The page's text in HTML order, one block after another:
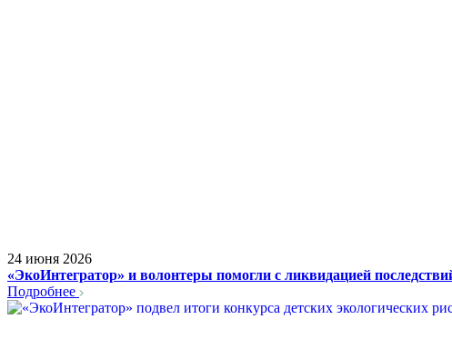
24 июня 2026
«ЭкоИнтегратор» и волонтеры помогли с ликвидацией
Подробнее